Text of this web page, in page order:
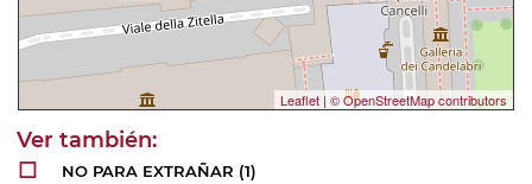
Leaflet | © OpenStreetMap contributors
NO PARA EXTRAÑAR (1)